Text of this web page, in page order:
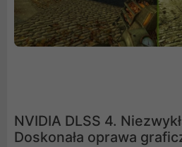
NVIDIA DLSS 4.
Doskonała oprawa